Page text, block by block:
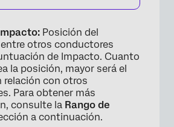
Posición del
otros conductores
de Impacto. Cuanto
la posición, mayor será el
relación con otros
Para obtener más
consulte la Rango de
a continuación.